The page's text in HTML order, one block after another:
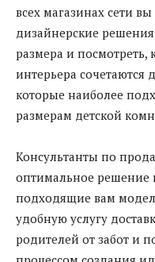
всех магазинах сети
дизайнерские
размера и посмотреть,
интерьера сочетаются
которые наиболее
размерам детской
Консультанты по
оптимальное решение
подходящие вам
удобную услугу
родителей от забот и